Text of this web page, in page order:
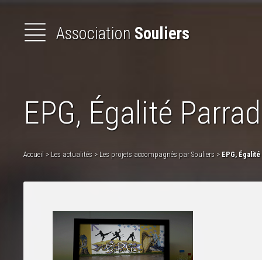
Association Souliers
Animationsetformations
LesBottessecrètes
EPG, Égalité
Accueil > Les actualités > Les projets accompagnés par Souliers > EPG,